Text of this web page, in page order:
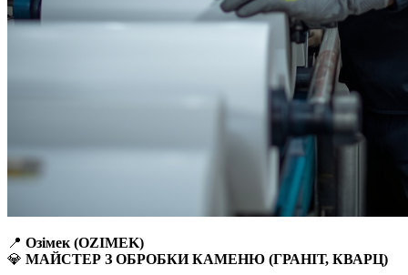
📍 Озімек (OZIMEK)
💎 МАЙСТЕР З ОБРОБКИ КАМЕНЮ (ГРАНІТ, КВАРЦ)